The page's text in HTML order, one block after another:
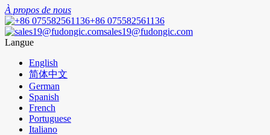
À propos de nous
+86 075582561136
sales19@fudongic.com
Langue
English
简体中文
German
Spanish
French
Portuguese
Italiano